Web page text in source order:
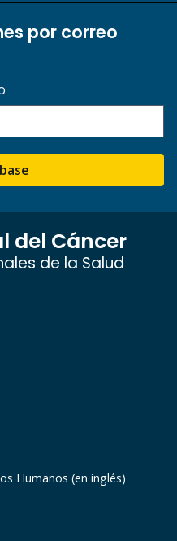
por correo
del Cáncer
de la Salud
Humanos (en inglés)